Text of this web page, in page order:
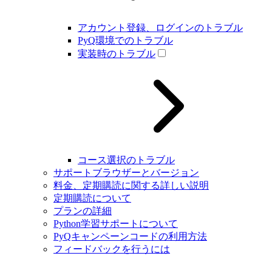
アカウント登録、ログインのトラブル
PyQ環境でのトラブル
実装時のトラブル
コース選択のトラブル
サポートブラウザーとバージョン
料金、定期購読に関する詳しい説明
定期購読について
プランの詳細
Python学習サポートについて
PyQキャンペーンコードの利用方法
フィードバックを行うには